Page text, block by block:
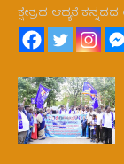
ಕ್ಷೇತ್ರದ ಆದ್ಯತೆ